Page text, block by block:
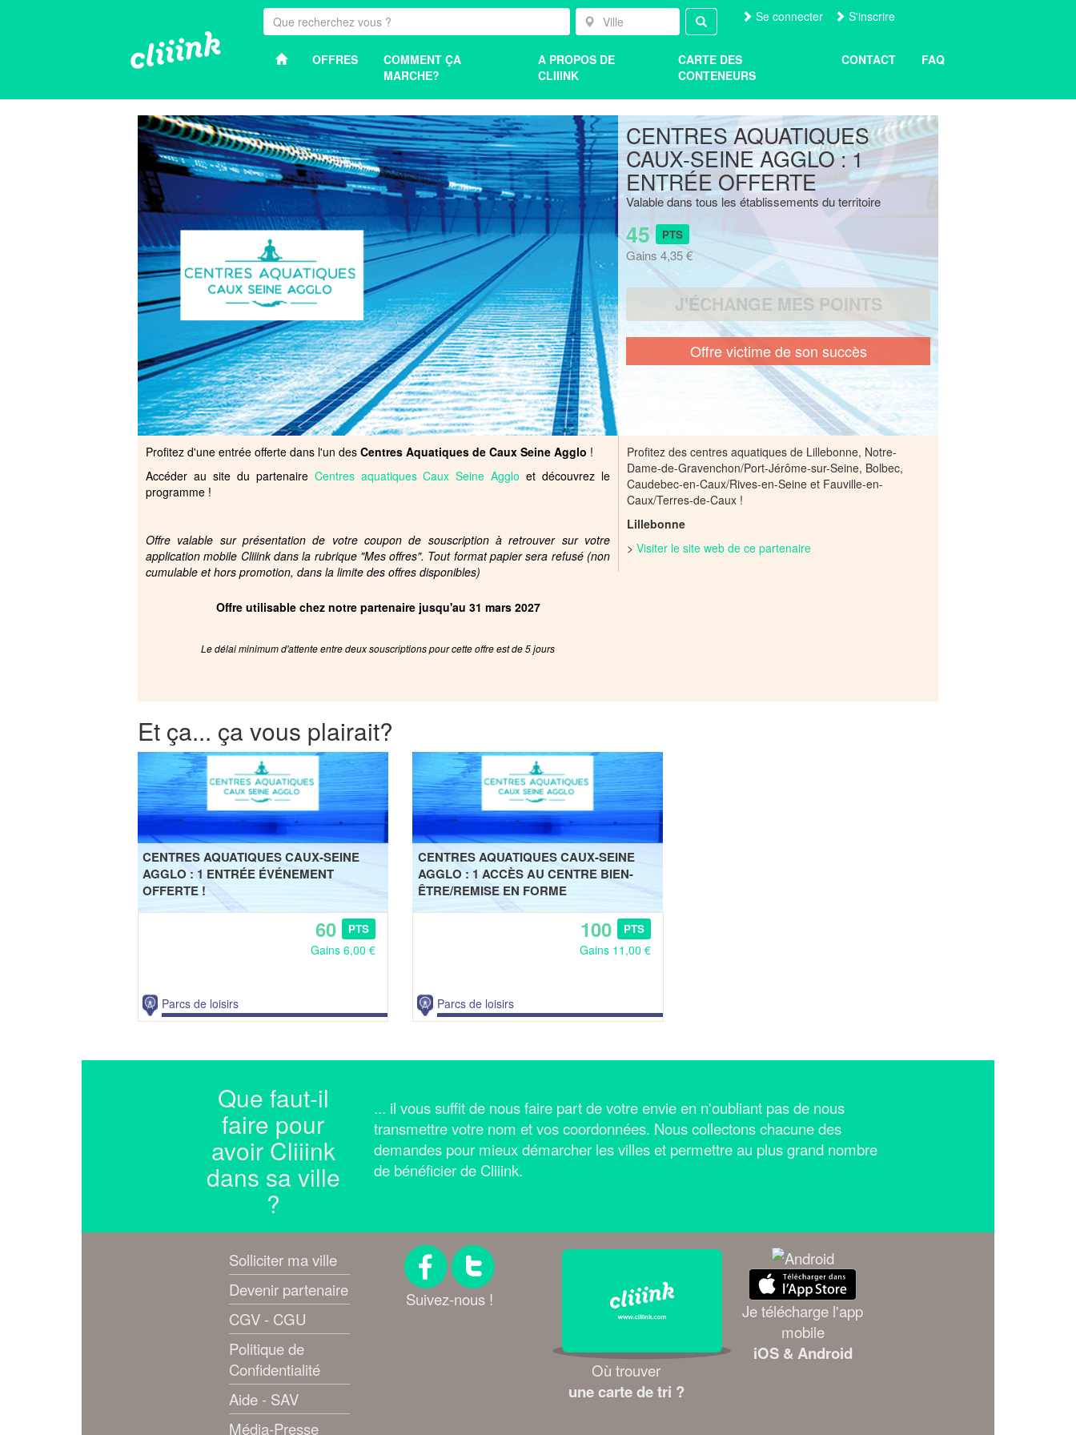
Se connecter S'inscrire
OFFRES
COMMENT ÇA
MARCHE?
A PROPOS DE
CLIIINK
CARTE DES
CONTENEURS
CONTACT FAQ
CENTRES AQUATIQUES
CAUX-SEINE AGGLO : 1
ENTRÉE OFFERTE
Valable dans tous les établissements du territoire
45 PTS
Gains 4,35 €
J'ÉCHANGE MES POINTS
Offre victime de son succès
Profitez d'une entrée offerte dans l'un des Centres Aquatiques de Caux Seine Agglo !
Accéder au site du partenaire Centres aquatiques Caux Seine Agglo et découvrez le
programme !
Offre valable sur présentation de votre coupon de souscription à retrouver sur votre
application mobile Cliiink dans la rubrique "Mes offres". Tout format papier sera refusé (non
cumulable et hors promotion, dans la limite des offres disponibles)
Offre utilisable chez notre partenaire jusqu'au 31 mars 2027
Le délai minimum d'attente entre deux souscriptions pour cette offre est de 5 jours
Profitez des centres aquatiques de Lillebonne, Notre-
Dame-de-Gravenchon/Port-Jérôme-sur-Seine, Bolbec,
Caudebec-en-Caux/Rives-en-Seine et Fauville-en-
Caux/Terres-de-Caux !
Lillebonne
> Visiter le site web de ce partenaire
Et ça... ça vous plairait?
CENTRES AQUATIQUES CAUX-SEINE
AGGLO : 1 ENTRÉE ÉVÉNEMENT
OFFERTE !
60 PTS
Gains 6,00 €
Parcs de loisirs
CENTRES AQUATIQUES CAUX-SEINE
AGGLO : 1 ACCÈS AU CENTRE BIEN-
ÊTRE/REMISE EN FORME
100 PTS
Gains 11,00 €
Parcs de loisirs
Que faut-il
faire pour
avoir Cliiink
dans sa ville
?
... il vous suffit de nous faire part de votre envie en n'oubliant pas de nous
transmettre votre nom et vos coordonnées. Nous collectons chacune des
demandes pour mieux démarcher les villes et permettre au plus grand nombre
de bénéficier de Cliiink.
Solliciter ma ville
Devenir partenaire
CGV - CGU
Politique de
Confidentialité
Aide - SAV
Média-Presse
Suivez-nous !
Où trouver
une carte de tri ?
Je télécharge l'app
mobile
iOS & Android